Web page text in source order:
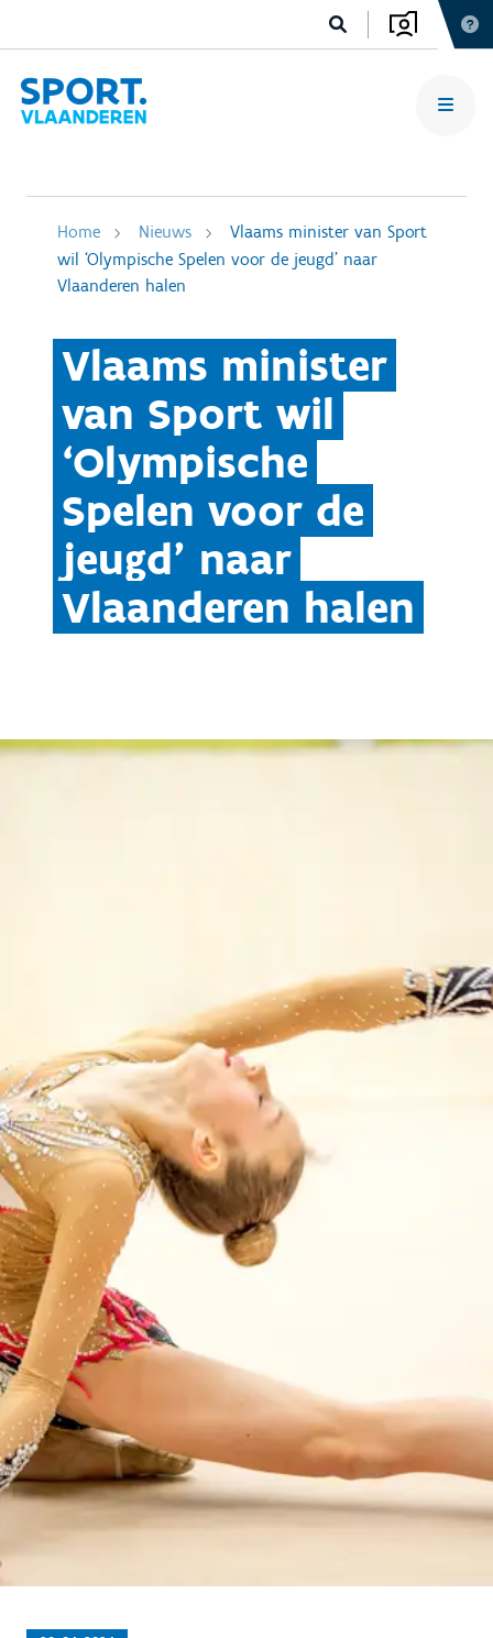
Home Nieuws
Vlaams minister van Sport
wil ‘Olympische Spelen voor de jeugd’ naar
Vlaanderen halen
Vlaams minister
van Sport wil
‘Olympische
Spelen voor de
jeugd’ naar
Vlaanderen halen